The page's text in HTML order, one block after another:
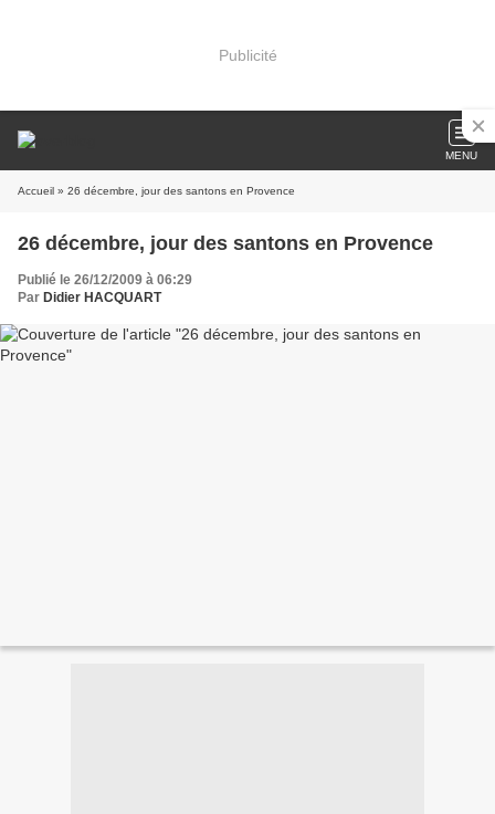
Publicité
MENU
Accueil » 26 décembre, jour des santons en Provence
26 décembre, jour des santons en Provence
Publié le 26/12/2009 à 06:29
Par Didier HACQUART